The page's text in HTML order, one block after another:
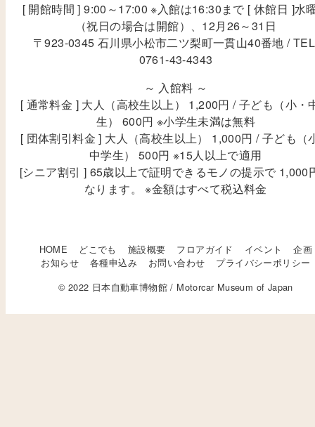
[ 開館時間 ] 9:00～17:00 ※入館は16:30まで [ 休館日 ]水
（祝日の場合は開館）、12月26～31日
〒923-0345 石川県小松市二ツ梨町一貫山40番地 /
0761-43-4343
～ 入館料 ～
[ 通常料金 ] 大人（高校生以上） 1,200円 / 子ども（小・
生） 600円 ※小学生未満は無料
[ 団体割引料金 ] 大人（高校生以上） 1,000円 / 子ども（
中学生） 500円 ※15人以上で適用
[シニア割引 ] 65歳以上で証明できるモノの提示で 1,000
なります。 ※金額はすべて税込料金
HOME どこでも 施設概要 フロアガイド イベント
企画
お知らせ
各種申込み お問い合わせ
プライバシーポリシー
© 2022 日本自動車博物館 / Motorcar Museum of Japan